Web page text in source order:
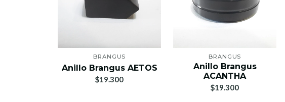
BRANGUS
Anillo Brangus AETOS
$19.300
BRANGUS
Anillo Brangus
ACANTHA
$19.300